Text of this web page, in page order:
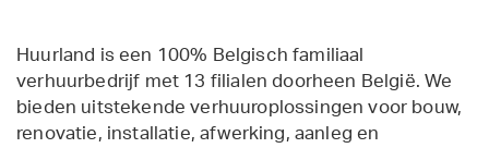
Huurland is een 100% Belgisch familiaal
verhuurbedrijf met 13 filialen doorheen België. We
bieden uitstekende verhuuroplossingen voor bouw,
renovatie, installatie, afwerking, aanleg en